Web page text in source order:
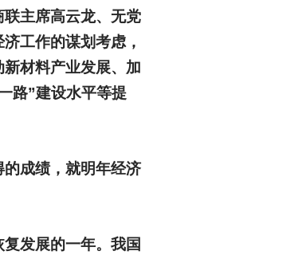
主席高云龙、无党
工作的谋划考虑，
材料产业发展、加
路”建设水平等提
成绩，就明年经济
发展的一年。我国